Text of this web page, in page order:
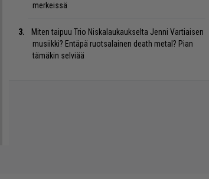
merkeissä
Miten taipuu Trio Niskalaukaukselta Jenni Vartiaisen
musiikki? Entäpä ruotsalainen death metal? Pian
tämäkin selviää